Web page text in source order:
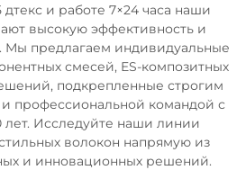
дтекс и работе 7×24 часа наши
высокую эффективность и
Мы предлагаем индивидуальные
смесей, ES-композитных
подкрепленные строгим
и профессиональной командой с
лет. Исследуйте наши линии
волокон напрямую из
и инновационных решений.